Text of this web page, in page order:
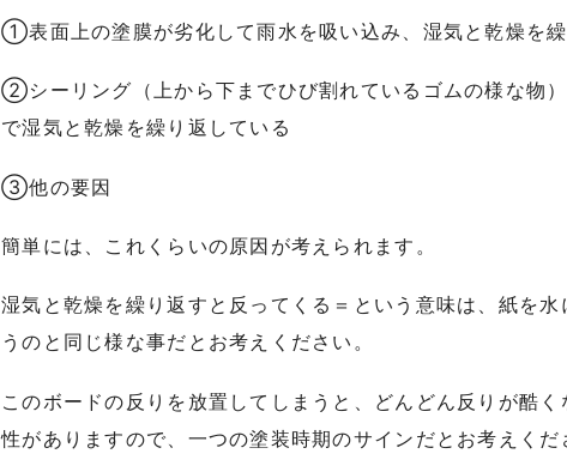
①表面上の塗膜が劣化して雨水を吸い込み、湿気と乾燥を
②シーリング（上から下までひび割れているゴムの様な物
で湿気と乾燥を繰り返している
③他の要因
簡単には、これくらいの原因が考えられます。
湿気と乾燥を繰り返すと反ってくる＝という意味は、紙を
うのと同じ様な事だとお考えください。
このボードの反りを放置してしまうと、どんどん反りが酷
性がありますので、一つの塗装時期のサインだとお考えくだ